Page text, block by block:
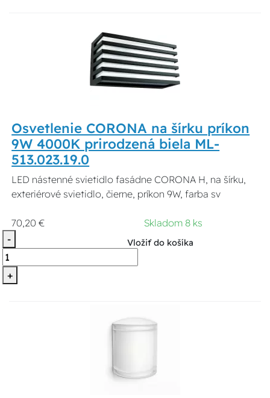
Osvetlenie CORONA na šírku príkon
9W 4000K prirodzená biela ML-
513.023.19.0
LED nástenné svietidlo fasádne CORONA H, na šírku,
exteriérové svietidlo, čierne, príkon 9W, farba sv
70,20 €
Skladom 8 ks
-
+
Vložiť do košíka